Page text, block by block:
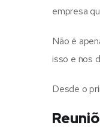
empresa
Não é
isso e nos
Desde o